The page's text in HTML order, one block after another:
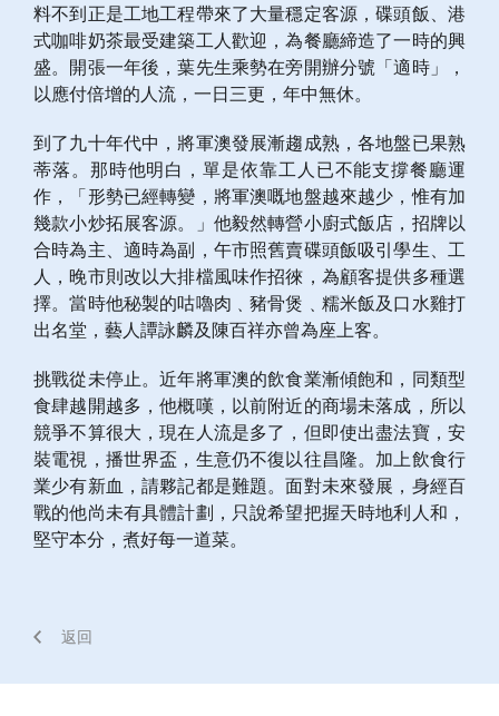
料不到正是工地工程帶來了大量穩定客源，碟頭飯、港
式咖啡奶茶最受建築工人歡迎，為餐廳締造了一時的興
盛。開張一年後，葉先生乘勢在旁開辦分號「適時」，
以應付倍增的人流，一日三更，年中無休。
到了九十年代中，將軍澳發展漸趨成熟，各地盤已果熟
蒂落。那時他明白，單是依靠工人已不能支撐餐廳運
作，「形勢已經轉變，將軍澳嘅地盤越來越少，惟有加
幾款小炒拓展客源。」他毅然轉營小廚式飯店，招牌以
合時為主、適時為副，午市照舊賣碟頭飯吸引學生、工
人，晚市則改以大排檔風味作招徠，為顧客提供多種選
擇。當時他秘製的咕嚕肉﹑豬骨煲﹑糯米飯及口水雞打
出名堂，藝人譚詠麟及陳百祥亦曾為座上客。
挑戰從未停止。近年將軍澳的飲食業漸傾飽和，同類型
食肆越開越多，他概嘆，以前附近的商場未落成，所以
競爭不算很大，現在人流是多了，但即使出盡法寶，安
裝電視，播世界盃，生意仍不復以往昌隆。加上飲食行
業少有新血，請夥記都是難題。面對未來發展，身經百
戰的他尚未有具體計劃，只說希望把握天時地利人和，
堅守本分，煮好每一道菜。
返回